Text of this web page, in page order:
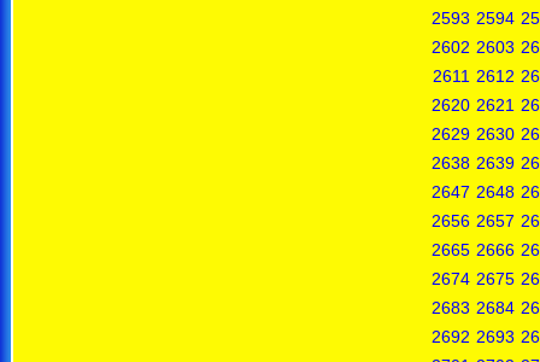
2593 2594
2602 2603
2611 2612
2620 2621
2629 2630
2638 2639
2647 2648
2656 2657
2665 2666
2674 2675
2683 2684
2692 2693